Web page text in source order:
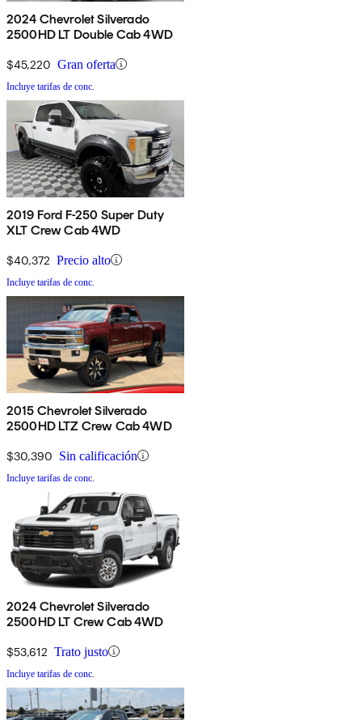
2024 Chevrolet Silverado
2500HD LT Double Cab 4WD
$45,220 Gran oferta
Incluye tarifas de conc.
2019 Ford F-250 Super Duty
XLT Crew Cab 4WD
$40,372 Precio alto
Incluye tarifas de conc.
2015 Chevrolet Silverado
2500HD LTZ Crew Cab 4WD
$30,390 Sin calificación
Incluye tarifas de conc.
2024 Chevrolet Silverado
2500HD LT Crew Cab 4WD
$53,612 Trato justo
Incluye tarifas de conc.